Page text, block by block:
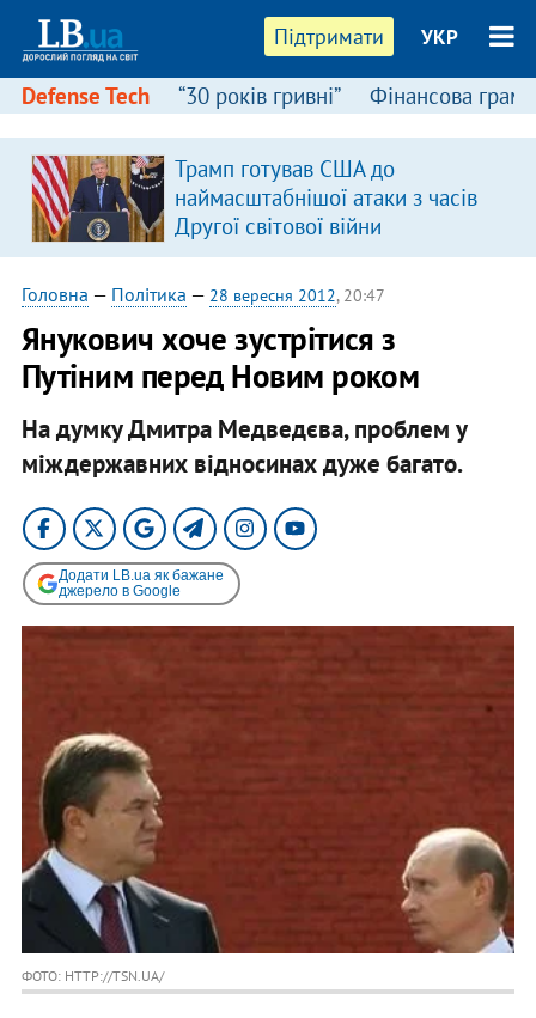
Підтримати УКР
Defense Tech “30 років гривні” Фінансова
Трамп готував США до
наймасштабнішої атаки з часів
Другої світової війни
Головна — Політика — 28 вересня 2012, 20:47
Янукович хоче зустрітися з
Путіним перед Новим роком
На думку Дмитра Медведєва, проблем у
міждержавних відносинах дуже багато.
Додати LB.ua як бажане
джерело в Google
ФОТО: HTTP://TSN.UA/